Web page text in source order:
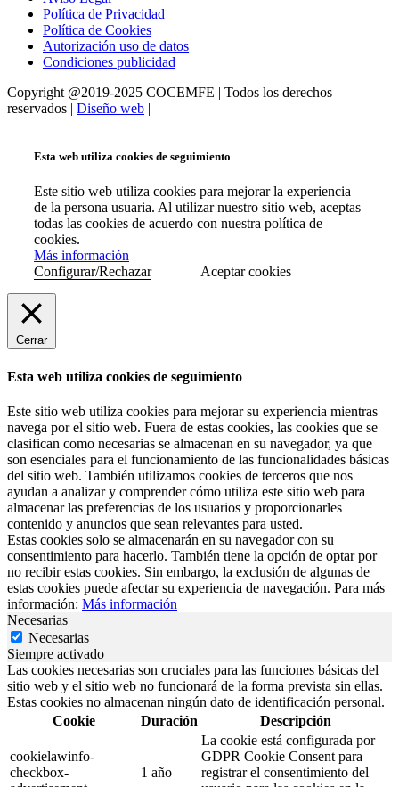
Política de Privacidad
Política de Cookies
Autorización uso de datos
Condiciones publicidad
Copyright @2019-2025 COCEMFE | Todos los derechos
reservados | Diseño web |
Esta web utiliza cookies de seguimiento
Este sitio web utiliza cookies para mejorar la experiencia
de la persona usuaria. Al utilizar nuestro sitio web, aceptas
todas las cookies de acuerdo con nuestra política de
cookies.
Más información
Configurar/Rechazar
Aceptar cookies
Cerrar
Esta web utiliza cookies de seguimiento
Este sitio web utiliza cookies para mejorar su experiencia mientras
navega por el sitio web. Fuera de estas cookies, las cookies que se
clasifican como necesarias se almacenan en su navegador, ya que
son esenciales para el funcionamiento de las funcionalidades básicas
del sitio web. También utilizamos cookies de terceros que nos
ayudan a analizar y comprender cómo utiliza este sitio web para
almacenar las preferencias de los usuarios y proporcionarles
contenido y anuncios que sean relevantes para usted.
Estas cookies solo se almacenarán en su navegador con su
consentimiento para hacerlo. También tiene la opción de optar por
no recibir estas cookies. Sin embargo, la exclusión de algunas de
estas cookies puede afectar su experiencia de navegación. Para más
información: Más información
Necesarias
Necesarias
Siempre activado
Las cookies necesarias son cruciales para las funciones básicas del
sitio web y el sitio web no funcionará de la forma prevista sin ellas.
Estas cookies no almacenan ningún dato de identificación personal.
Cookie
Duración Descripción
cookielawinfo-
checkbox-
1 año
La cookie está configurada por
GDPR Cookie Consent para
registrar el consentimiento del